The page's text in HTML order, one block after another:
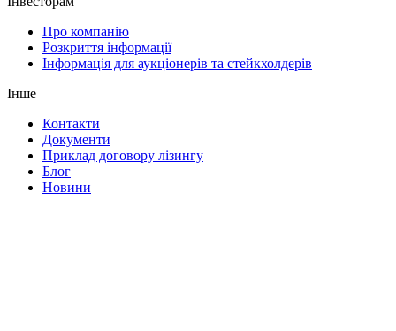
Про компанію
Розкриття інформації
Інформація для аукціонерів та стейкхолдерів
Інше
Контакти
Документи
Приклад договору лізингу
Блог
Новини